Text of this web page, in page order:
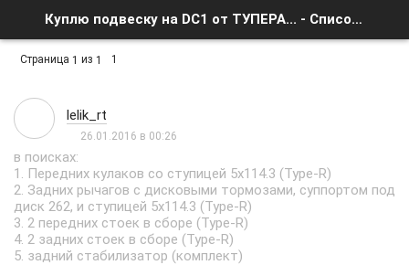
Куплю подвеску на DC1 от ТУПЕРА... - Список форумов
Страница 1 из 1 1
lelik_rt
26.01.2016 в 00:26
в поисках:
1. Передних кулаков со ступицей 5х114.3 (Type-R)
2. Задних рычагов с дисковыми тормозами, суппортом под
диск 262, и ступицей 5х114.3 (Type-R)
3. 2 передних стоек в сборе (Type-R)
4. 2 задних стоек в сборе (Type-R)
5. задний стабилизатор (комплект)